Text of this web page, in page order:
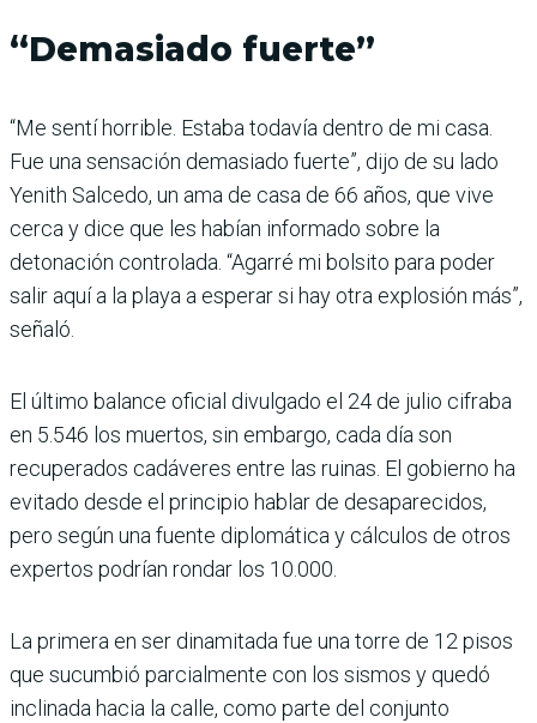
“Demasiado fuerte”
“Me sentí horrible. Estaba todavía dentro de mi casa.
Fue una sensación demasiado fuerte”, dijo de su lado
Yenith Salcedo, un ama de casa de 66 años, que vive
cerca y dice que les habían informado sobre la
detonación controlada. “Agarré mi bolsito para poder
salir aquí a la playa a esperar si hay otra explosión más”,
señaló.
El último balance oficial divulgado el 24 de julio cifraba
en 5.546 los muertos, sin embargo, cada día son
recuperados cadáveres entre las ruinas. El gobierno ha
evitado desde el principio hablar de desaparecidos,
pero según una fuente diplomática y cálculos de otros
expertos podrían rondar los 10.000.
La primera en ser dinamitada fue una torre de 12 pisos
que sucumbió parcialmente con los sismos y quedó
inclinada hacia la calle, como parte del conjunto